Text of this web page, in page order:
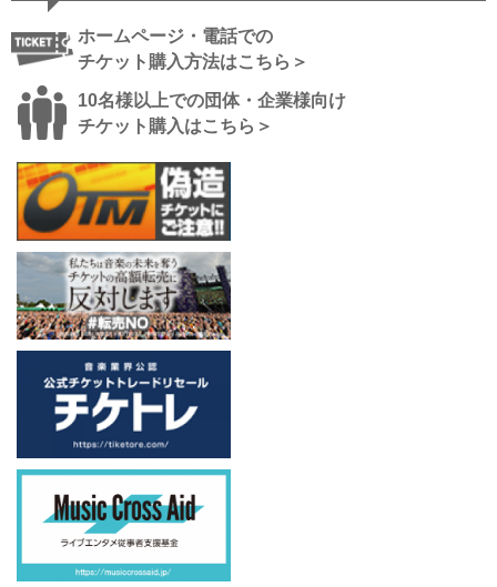
ホームページ・電話での
チケット購入方法はこちら＞
10名様以上での団体・企業様向け
チケット購入はこちら＞